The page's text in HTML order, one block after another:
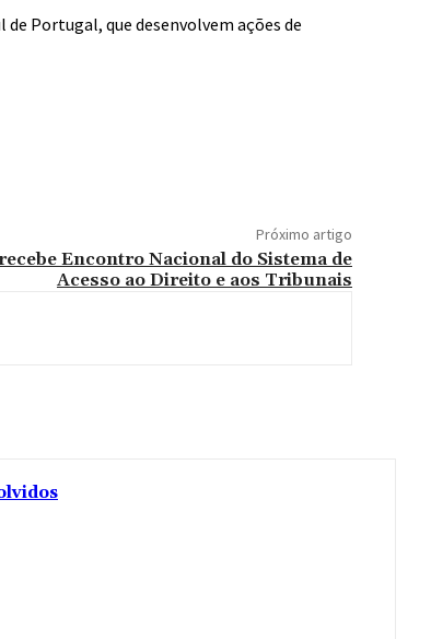
Portugal, que desenvolvem ações de
Próximo artigo
Encontro Nacional do Sistema de
Acesso ao Direito e aos Tribunais